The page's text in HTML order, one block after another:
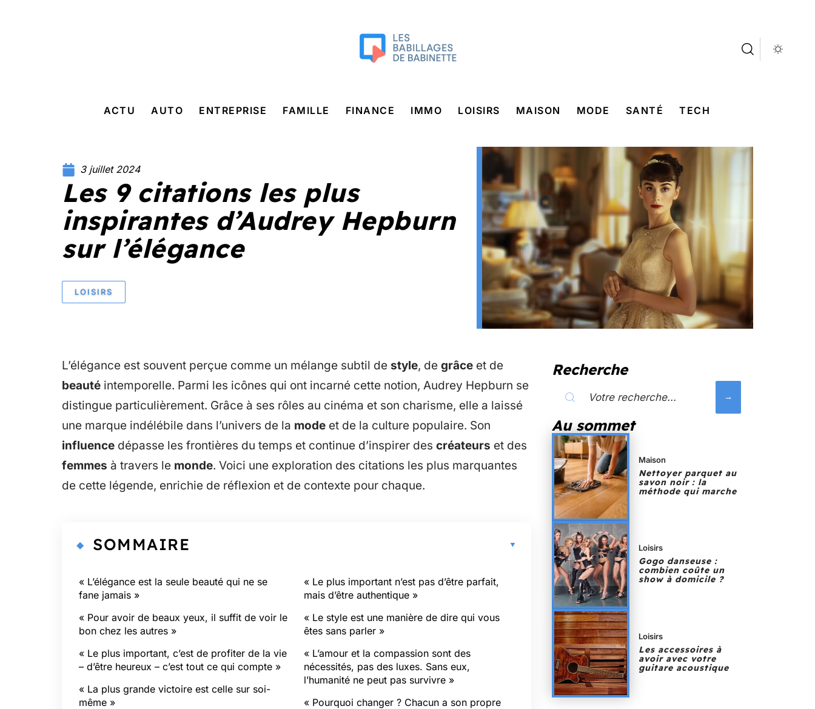
ACTU AUTO ENTREPRISE FAMILLE FINANCE IMMO LOISIRS MAISON MODE SANTÉ TECH
3 juillet 2024
Les 9 citations les plus
inspirantes d’Audrey Hepburn
sur l’élégance
LOISIRS
L’élégance est souvent perçue comme un mélange subtil de style, de grâce et de
beauté intemporelle. Parmi les icônes qui ont incarné cette notion, Audrey Hepburn se
distingue particulièrement. Grâce à ses rôles au cinéma et son charisme, elle a laissé
une marque indélébile dans l’univers de la mode et de la culture populaire. Son
influence dépasse les frontières du temps et continue d’inspirer des créateurs et des
femmes à travers le monde. Voici une exploration des citations les plus marquantes
de cette légende, enrichie de réflexion et de contexte pour chaque.
SOMMAIRE
« L’élégance est la seule beauté qui ne se
fane jamais »
« Pour avoir de beaux yeux, il suffit de voir le
bon chez les autres »
« Le plus important, c’est de profiter de la vie
– d’être heureux – c’est tout ce qui compte »
« La plus grande victoire est celle sur soi-
même »
« Le plus important n’est pas d’être parfait,
mais d’être authentique »
« Le style est une manière de dire qui vous
êtes sans parler »
« L’amour et la compassion sont des
nécessités, pas des luxes. Sans eux,
l’humanité ne peut pas survivre »
« Pourquoi changer ? Chacun a son propre
Recherche
Au sommet
Maison
Nettoyer parquet au
savon noir : la
méthode qui marche
Loisirs
Gogo danseuse :
combien coûte un
show à domicile ?
Loisirs
Les accessoires à
avoir avec votre
guitare acoustique